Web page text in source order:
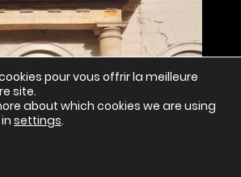
pour vous offrir la meilleure
site.
about which cookies we are using
settings.